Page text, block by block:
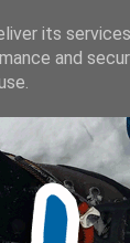
its
and